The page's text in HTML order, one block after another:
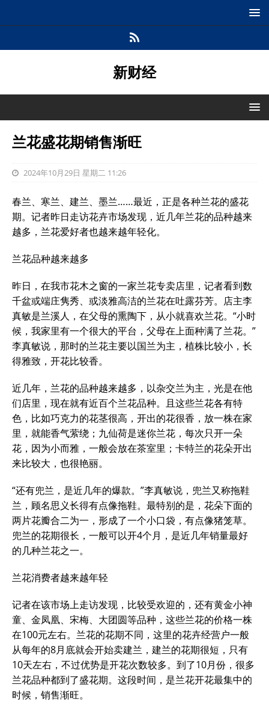
新财经
兰花盛花期销售渐旺
2024年10月29日 星期二 11:26
春兰、寒兰、建兰、墨兰……最近，正是各种兰花的盛花
期。记者昨日走访花卉市场发现，近几年兰花的品种越来
越多，兰花爱好者也越来越年轻化。
兰花品种越来越多
昨日，在我市花木之窗的一家兰花专卖店里，记者看到数
千盆或端庄隽秀、或淡雅高洁的兰花在吐露芬芳。店主李
真敏是兰溪人，在父母的熏陶下，从小就喜欢兰花。“小时
候，我家里有一个很大的平台，父母在上面种满了兰花。”
李真敏说，那时的兰花主要以国兰为主，植株比较小，长
得雅致，开花比较香。
近几年，兰花的品种越来越多，以杂交兰为主，光是在他
们店里，现在就有近百个兰花品种。且这些兰花各有特
色，比如巧克力的花茎很高，开出的花很香，放一株在家
里，就能香气萦绕；九仙荷是迷你兰花，每次只开一朵
花，因为小而雅，一般会放在茶室里；卡特兰的花朵开出
来比较大，也很艳丽。
“还有兜兰，是近几年的爆款。”李真敏说，兜兰又称拖鞋
兰，顾名思义长得有点像拖鞋。最特别的是，花朵下面的
两片花瓣合二为一，形成了一个小口袋，有点像猪笼草。
兜兰的花期很长，一般可以开4个月，是近几年销量最好
的几种兰花之一。
兰花消费者越来越年轻
记者在该市场上走访发现，比较受欢迎的，还有黄金小神
童、金凤凰、宋梅、大团圆等品种，这些兰花的价格一株
在100元左右。兰花的花期不同，这里的花卉经营户一般
从每年的8月底就会开始卖建兰，建兰的花期很短，只有
10天左右，不过优势是开花次数较多。到了10月份，很多
兰花品种都到了盛花期。这段时间，是兰花开花最集中的
时候，销售渐旺。